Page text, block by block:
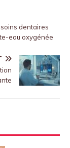
dentaires
eau oxygénée